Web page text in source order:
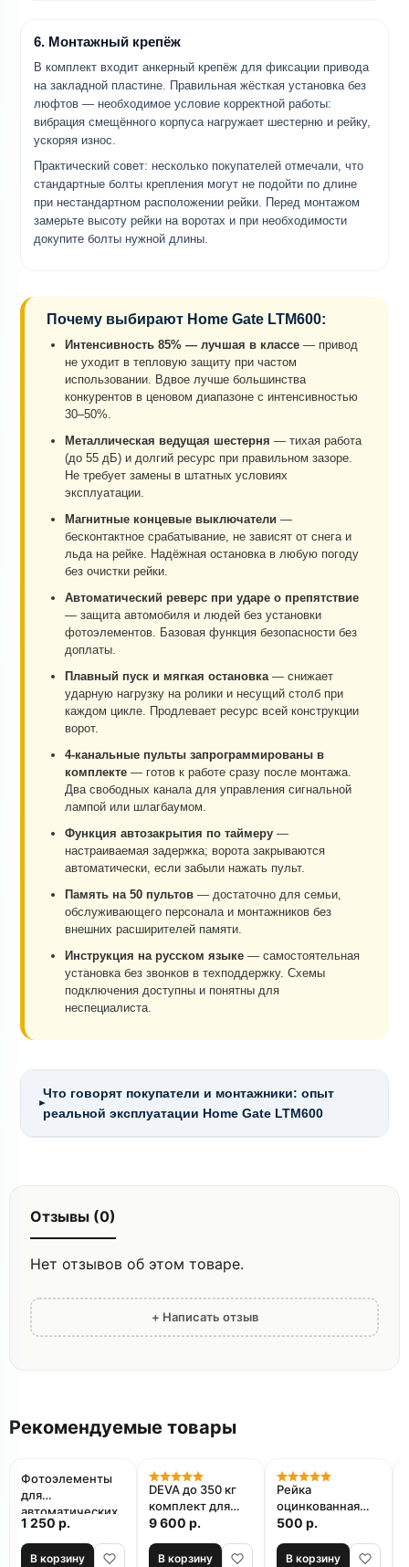
6. Монтажный крепёж
В комплект входит анкерный крепёж для фиксации привода
на закладной пластине. Правильная жёсткая установка без
люфтов — необходимое условие корректной работы:
вибрация смещённого корпуса нагружает шестерню и рейку,
ускоряя износ.
Практический совет: несколько покупателей отмечали, что
стандартные болты крепления могут не подойти по длине
при нестандартном расположении рейки. Перед монтажом
замерьте высоту рейки на воротах и при необходимости
докупите болты нужной длины.
Почему выбирают Home Gate LTM600:
Интенсивность 85% — лучшая в классе — привод
не уходит в тепловую защиту при частом
использовании. Вдвое лучше большинства
конкурентов в ценовом диапазоне с интенсивностью
30–50%.
Металлическая ведущая шестерня — тихая работа
(до 55 дБ) и долгий ресурс при правильном зазоре.
Не требует замены в штатных условиях
эксплуатации.
Магнитные концевые выключатели —
бесконтактное срабатывание, не зависят от снега и
льда на рейке. Надёжная остановка в любую погоду
без очистки рейки.
Автоматический реверс при ударе о препятствие
— защита автомобиля и людей без установки
фотоэлементов. Базовая функция безопасности без
доплаты.
Плавный пуск и мягкая остановка — снижает
ударную нагрузку на ролики и несущий столб при
каждом цикле. Продлевает ресурс всей конструкции
ворот.
4-канальные пульты запрограммированы в
комплекте — готов к работе сразу после монтажа.
Два свободных канала для управления сигнальной
лампой или шлагбаумом.
Функция автозакрытия по таймеру —
настраиваемая задержка; ворота закрываются
автоматически, если забыли нажать пульт.
Память на 50 пультов — достаточно для семьи,
обслуживающего персонала и монтажников без
внешних расширителей памяти.
Инструкция на русском языке — самостоятельная
установка без звонков в техподдержку. Схемы
подключения доступны и понятны для
неспециалиста.
►
Что говорят покупатели и монтажники: опыт
реальной эксплуатации Home Gate LTM600
Отзывы (0)
Нет отзывов об этом товаре.
+ Написать отзыв
Рекомендуемые товары
Фотоэлементы
для
автоматических
ворот AN-
MOTORS APHOTO
1 250 р.
В корзину
DEVA до 350 кг
комплект для
откатных ворот
9 600 р.
В корзину
Рейка
оцинкованная
стальная
ФУРНИТЕХ 8 мм
500 р.
В корзину